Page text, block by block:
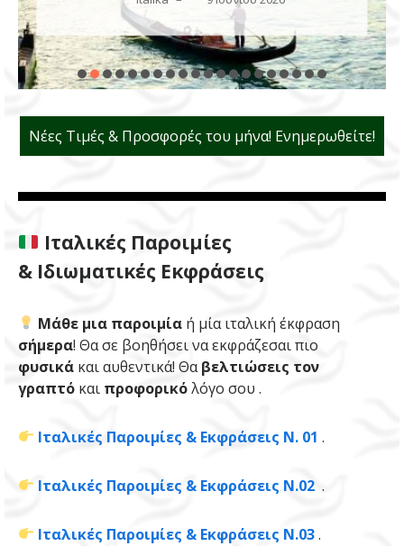
Italika 6 Ιουνίου 2026
Νέες Τιμές & Προσφορές του μήνα! Ενημερωθείτε!
Ιταλικές Παροιμίες
& Ιδιωματικές Εκφράσεις
Μάθε μια παροιμία ή μία ιταλική έκφραση
σήμερα! Θα σε βοηθήσει να εκφράζεσαι πιο
φυσικάκαι αυθεντικά! Θαβελτιώσεις τον
γραπτόκαι προφορικόλόγο σου .
Ιταλικές Παροιμίες & Εκφράσεις Ν. 01 .
Ιταλικές Παροιμίες & Εκφράσεις Ν.02 .
Ιταλικές Παροιμίες & Εκφράσεις Ν.03.